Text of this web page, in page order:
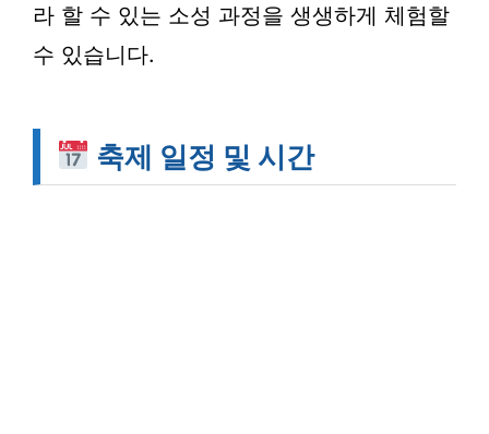
라 할 수 있는 소성 과정을 생생하게 체험할
수 있습니다.
축제 일정 및 시간